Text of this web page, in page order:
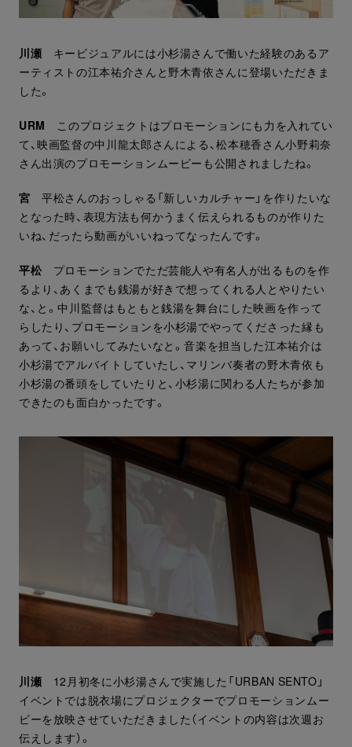
川瀬 キービジュアルには小杉湯さんで働いた経験のあるア
ーティストの江本祐介さんと野木青依さんに登場いただきま
した。
URM このプロジェクトはプロモーションにも力を入れてい
て、映画監督の中川龍太郎さんによる、松本穂香さん小野莉奈
さん出演のプロモーションムービーも公開されましたね。
宮 平松さんのおっしゃる「新しいカルチャー」を作りたいな
となった時、表現方法も何かうまく伝えられるものが作りた
いね、だったら動画がいいねってなったんです。
平松 プロモーションでただ芸能人や有名人が出るものを作
るより、あくまでも銭湯が好きで想ってくれる人とやりたい
な、と。中川監督はもともと銭湯を舞台にした映画を作って
らしたり、プロモーションを小杉湯でやってくださった縁も
あって、お願いしてみたいなと。音楽を担当した江本祐介は
小杉湯でアルバイトしていたし、マリンバ奏者の野木青依も
小杉湯の番頭をしていたりと、小杉湯に関わる人たちが参加
できたのも面白かったです。
川瀬 12月初冬に小杉湯さんで実施した「URBAN SENTO」
イベントでは脱衣場にプロジェクターでプロモーションムー
ビーを放映させていただきました（イベントの内容は次週お
伝えします）。